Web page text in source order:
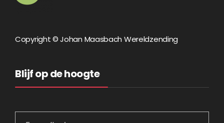
Copyright © Johan Maasbach Wereldzending
Blijf op de hoogte